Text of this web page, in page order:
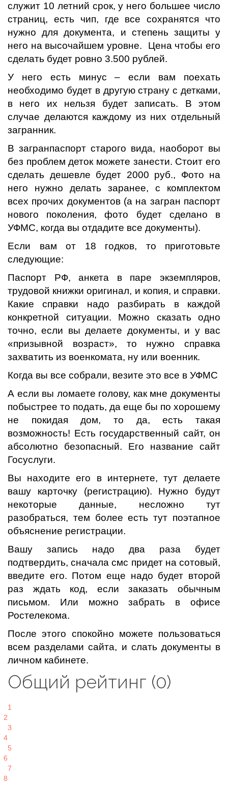
служит 10 летний срок, у него большее число
страниц, есть чип, где все сохранятся что
нужно для документа, и степень защиты у
него на высочайшем уровне. Цена чтобы его
сделать будет ровно 3.500 рублей.
У него есть минус – если вам поехать
необходимо будет в другую страну с детками,
в него их нельзя будет записать. В этом
случае делаются каждому из них отдельный
загранник.
В загранпаспорт старого вида, наоборот вы
без проблем деток можете занести. Стоит его
сделать дешевле будет 2000 руб., Фото на
него нужно делать заранее, с комплектом
всех прочих документов (а на загран паспорт
нового поколения, фото будет сделано в
УФМС, когда вы отдадите все документы).
Если вам от 18 годков, то приготовьте
следующие:
Паспорт РФ, анкета в паре экземпляров,
трудовой книжки оригинал, и копия, и справки.
Какие справки надо разбирать в каждой
конкретной ситуации. Можно сказать одно
точно, если вы делаете документы, и у вас
«призывной возраст», то нужно справка
захватить из военкомата, ну или военник.
Когда вы все собрали, везите это все в УФМС
А если вы ломаете голову, как мне документы
побыстрее то подать, да еще бы по хорошему
не покидая дом, то да, есть такая
возможность! Есть государственный сайт, он
абсолютно безопасный. Его название сайт
Госуслуги.
Вы находите его в интернете, тут делаете
вашу карточку (регистрацию). Нужно будут
некоторые данные, несложно тут
разобраться, тем более есть тут поэтапное
объяснение регистрации.
Вашу запись надо два раза будет
подтвердить, сначала смс придет на сотовый,
введите его. Потом еще надо будет второй
раз ждать код, если заказать обычным
письмом. Или можно забрать в офисе
Ростелекома.
После этого спокойно можете пользоваться
всем разделами сайта, и слать документы в
личном кабинете.
Общий рейтинг (0)
1
2
3
4
5
6
7
8